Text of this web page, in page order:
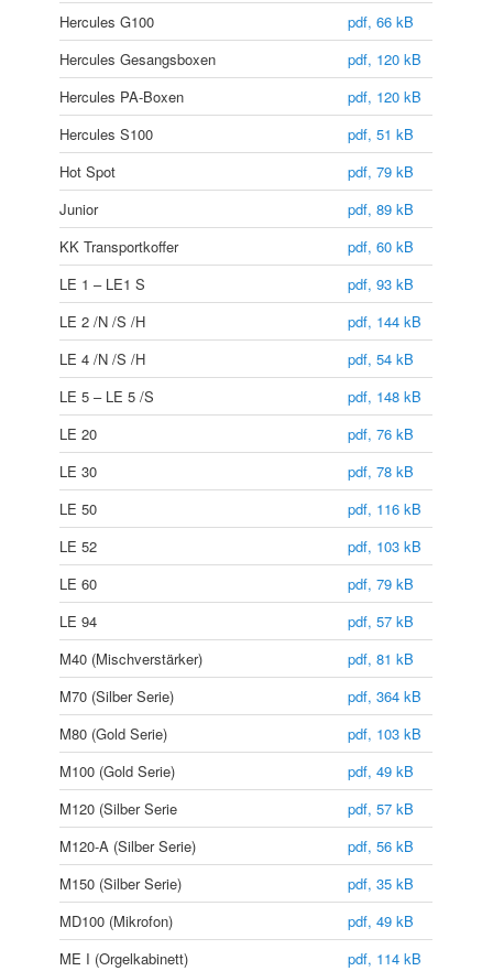
Hercules G100
pdf, 66 kB
Hercules Gesangsboxen
pdf, 120 kB
Hercules PA-Boxen
pdf, 120 kB
Hercules S100
pdf, 51 kB
Hot Spot
pdf, 79 kB
Junior
pdf, 89 kB
KK Transportkoffer
pdf, 60 kB
LE 1 – LE1 S
pdf, 93 kB
LE 2 /N /S /H
pdf, 144 kB
LE 4 /N /S /H
pdf, 54 kB
LE 5 – LE 5 /S
pdf, 148 kB
LE 20
pdf, 76 kB
LE 30
pdf, 78 kB
LE 50
pdf, 116 kB
LE 52
pdf, 103 kB
LE 60
pdf, 79 kB
LE 94
pdf, 57 kB
M40 (Mischverstärker)
pdf, 81 kB
M70 (Silber Serie)
pdf, 364 kB
M80 (Gold Serie)
pdf, 103 kB
M100 (Gold Serie)
pdf, 49 kB
M120 (Silber Serie
pdf, 57 kB
M120-A (Silber Serie)
pdf, 56 kB
M150 (Silber Serie)
pdf, 35 kB
MD100 (Mikrofon)
pdf, 49 kB
ME I (Orgelkabinett)
pdf, 114 kB